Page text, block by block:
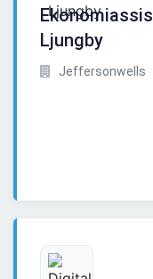
Ljungby
Jeffersonwells